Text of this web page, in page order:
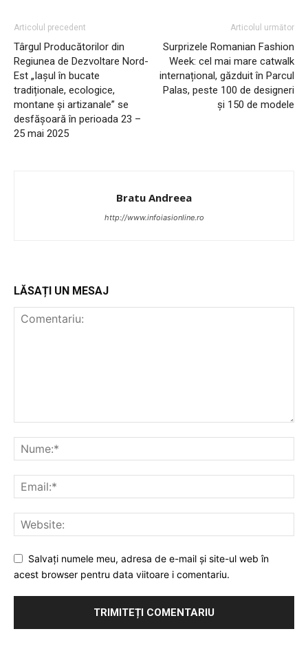
INFO IAȘI
Utile
Articolul precedent
Târgul Producătorilor din
Regiunea de Dezvoltare Nord-
Est „Iașul în bucate
tradiționale, ecologice,
montane și artizanale” se
desfășoară în perioada 23 –
25 mai 2025
Articolul următor
Surprizele Romanian Fashion
Week: cel mai mare catwalk
internațional, găzduit în Parcul
Palas, peste 100 de designeri
și 150 de modele
Bratu Andreea
http://www.infoiasionline.ro
LĂSAȚI UN MESAJ
Salvați numele meu, adresa de e-mail și site-ul web în
acest browser pentru data viitoare i comentariu.